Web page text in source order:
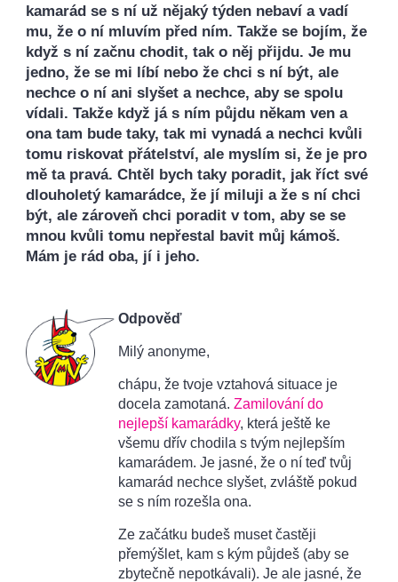
kamarád se s ní už nějaký týden nebaví a vadí
mu, že o ní mluvím před ním. Takže se bojím, že
když s ní začnu chodit, tak o něj přijdu. Je mu
jedno, že se mi líbí nebo že chci s ní být, ale
nechce o ní ani slyšet a nechce, aby se spolu
vídali. Takže když já s ním půjdu někam ven a
ona tam bude taky, tak mi vynadá a nechci kvůli
tomu riskovat přátelství, ale myslím si, že je pro
mě ta pravá. Chtěl bych taky poradit, jak říct své
dlouholetý kamarádce, že jí miluji a že s ní chci
být, ale zároveň chci poradit v tom, aby se se
mnou kvůli tomu nepřestal bavit můj kámoš.
Mám je rád oba, jí i jeho.
Odpověď
Milý anonyme,
chápu, že tvoje vztahová situace je
docela zamotaná. Zamilování do
nejlepší kamarádky, která ještě ke
všemu dřív chodila s tvým nejlepším
kamarádem. Je jasné, že o ní teď tvůj
kamarád nechce slyšet, zvláště pokud
se s ním rozešla ona.
Ze začátku budeš muset častěji
přemýšlet, kam s kým půjdeš (aby se
zbytečně nepotkávali). Je ale jasné, že